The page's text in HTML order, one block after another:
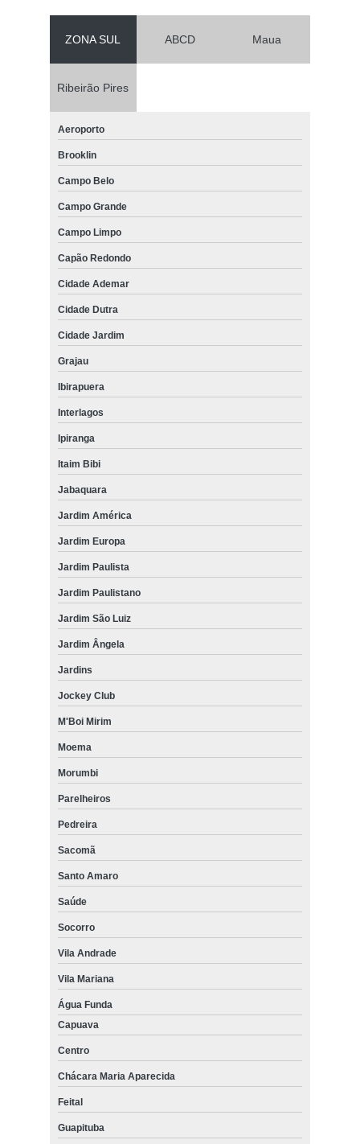
ZONA SUL ABCD Maua
Ribeirão Pires
Aeroporto
Brooklin
Campo Belo
Campo Grande
Campo Limpo
Capão Redondo
Cidade Ademar
Cidade Dutra
Cidade Jardim
Grajau
Ibirapuera
Interlagos
Ipiranga
Itaim Bibi
Jabaquara
Jardim América
Jardim Europa
Jardim Paulista
Jardim Paulistano
Jardim São Luiz
Jardim Ângela
Jardins
Jockey Club
M'Boi Mirim
Moema
Morumbi
Parelheiros
Pedreira
Sacomã
Santo Amaro
Saúde
Socorro
Vila Andrade
Vila Mariana
Água Funda
Capuava
Centro
Chácara Maria Aparecida
Feital
Guapituba